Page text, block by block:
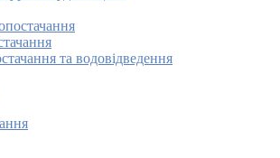
та водовідведення